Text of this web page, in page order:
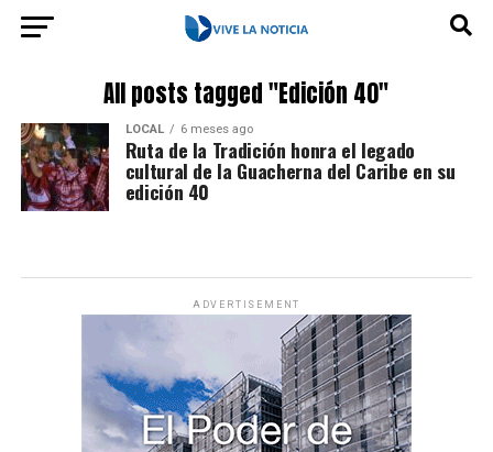
All posts tagged "Edición 40"
LOCAL 6 meses ago
Ruta de la Tradición honra el legado
cultural de la Guacherna del Caribe en su
edición 40
ADVERTISEMENT